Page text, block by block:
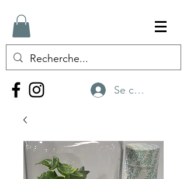
Se connecter